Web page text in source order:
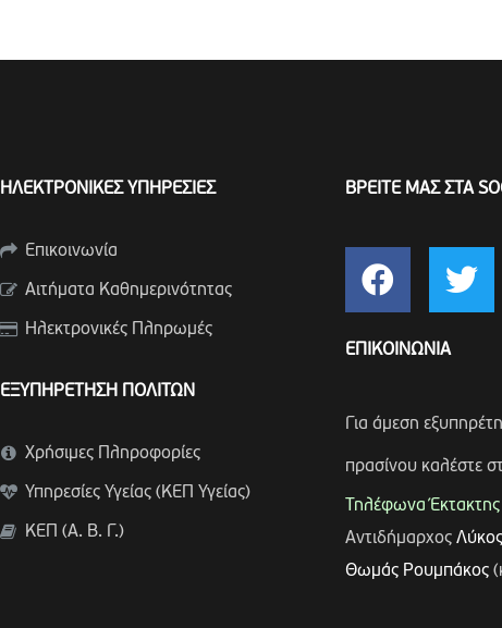
ΗΛΕΚΤΡΟΝΙΚΕΣ ΥΠΗΡΕΣΙΕΣ
Επικοινωνία
Αιτήματα Καθημερινότητας
Ηλεκτρονικές Πληρωμές
ΕΞΥΠΗΡΕΤΗΣΗ ΠΟΛΙΤΩΝ
Χρήσιμες Πληροφορίες
Υπηρεσίες Υγείας (ΚΕΠ Υγείας)
ΚΕΠ (Α. Β. Γ.)
ΒΡΕΙΤΕ ΜΑΣ ΣΤΑ
ΕΠΙΚΟΙΝΩΝΙΑ
Για άμεση
πρασίνου καλέστε
Τηλέφωνα Έκτακτης
Αντιδήμαρχος
Θωμάς Ρουμπάκος